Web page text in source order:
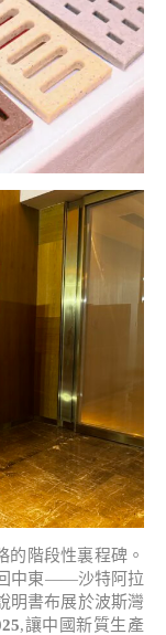
的階段性裏程碑。
回中東——沙特阿拉
明書布展於波斯灣
,讓中國新質生產